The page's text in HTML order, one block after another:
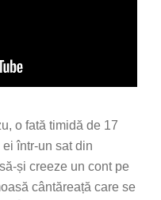
o fată timidă de 17
într-un sat din
și creeze un cont pe
cântăreață care se